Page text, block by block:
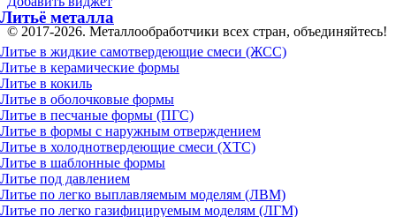
Литьё металла
Литье в жидкие самотвердеющие смеси (ЖСС)
Литье в керамические формы
Литье в кокиль
Литье в оболочковые формы
Литье в песчаные формы (ПГС)
Литье в формы с наружным отверждением
Литье в холоднотвердеющие смеси (ХТС)
Литье в шаблонные формы
Литье под давлением
Литье по легко выплавляемым моделям (ЛВМ)
Литье по легко газифицируемым моделям (ЛГМ)
© 2017-2026. Металлообработчики всех стран, объединяйтесь!